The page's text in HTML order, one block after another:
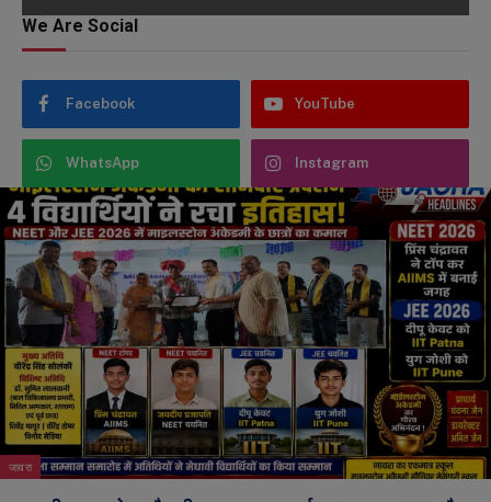
We Are Social
Facebook YouTube
WhatsApp Instagram
जावरा